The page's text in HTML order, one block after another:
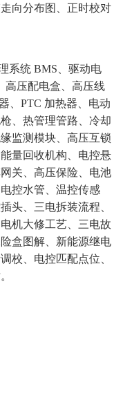
向分布图、正时校对
系统 BMS、驱动电
高压配电盒、高压线
、PTC 加热器、电动
、热管理管路、冷却
监测模块、高压互锁
量回收机构、电控悬
关、高压保险、电池
控水管、温控传感
头、三电拆装流程、
机大修工艺、三电故
盒图解、新能源继电
校、电控匹配点位、